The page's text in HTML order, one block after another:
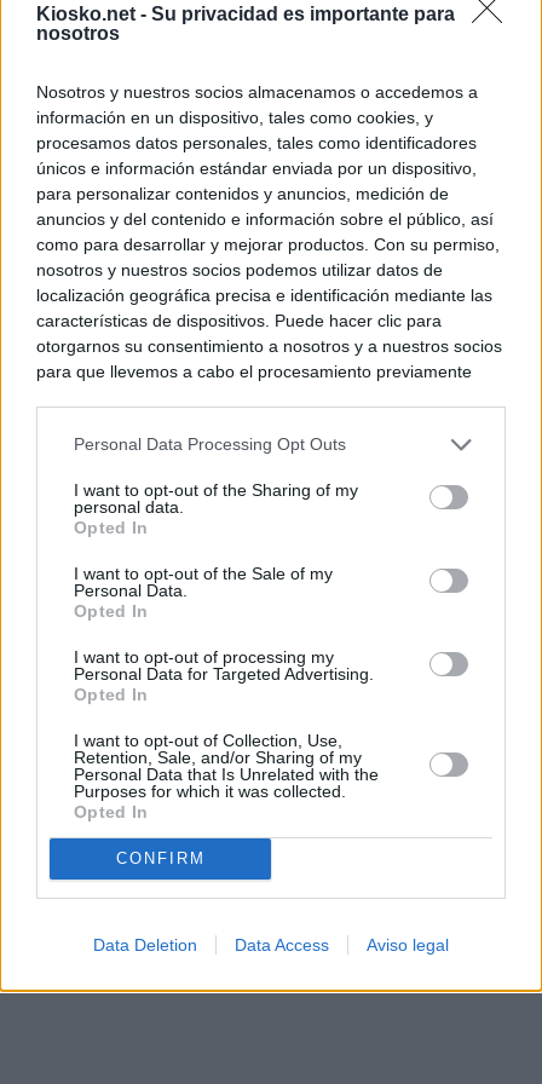
Kiosko.net - Su privacidad es importante para
nosotros
Nosotros y nuestros socios almacenamos o accedemos a
información en un dispositivo, tales como cookies, y
procesamos datos personales, tales como identificadores
únicos e información estándar enviada por un dispositivo,
para personalizar contenidos y anuncios, medición de
anuncios y del contenido e información sobre el público, así
como para desarrollar y mejorar productos. Con su permiso,
nosotros y nuestros socios podemos utilizar datos de
localización geográfica precisa e identificación mediante las
características de dispositivos. Puede hacer clic para
otorgarnos su consentimiento a nosotros y a nuestros socios
para que llevemos a cabo el procesamiento previamente
negar su consentimiento. Tenga en cuenta que algún
de su consentimiento, pero usted tiene el derecho de
rechazar tal procesamiento. Sus preferencias se aplicarán
cualquier momento entrando de nuevo en este sitio web o
visitando nuestra política de privacidad.
Personal Data Processing Opt Outs
I want to opt-out of the Sharing of my
personal data.
Opted In
I want to opt-out of the Sale of my
Personal Data.
Opted In
I want to opt-out of processing my
Personal Data for Targeted Advertising.
Opted In
I want to opt-out of Collection, Use,
Retention, Sale, and/or Sharing of my
Personal Data that Is Unrelated with the
Purposes for which it was collected.
Opted In
CONFIRM
Data Deletion Data Access Aviso legal